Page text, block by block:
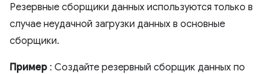
Резервные сборщики данных используются только в
случае неудачной загрузки данных в основные
сборщики.
Пример : Создайте резервный сборщик данных по